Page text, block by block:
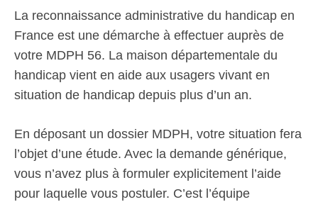
La reconnaissance administrative du handicap en
France est une démarche à effectuer auprès de
votre MDPH 56. La maison départementale du
handicap vient en aide aux usagers vivant en
situation de handicap depuis plus d’un an.
En déposant un dossier MDPH, votre situation fera
l’objet d’une étude. Avec la demande générique,
vous n’avez plus à formuler explicitement l’aide
pour laquelle vous postuler. C’est l’équipe